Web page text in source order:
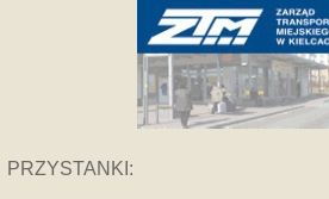
PRZYSTANKI: